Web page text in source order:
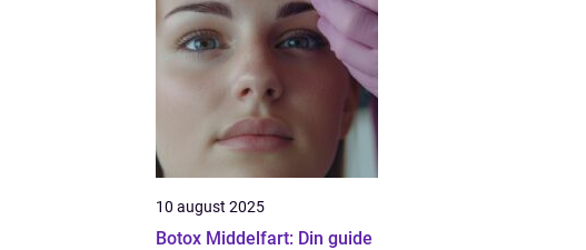
10 august 2025
Botox Middelfart: Din guide